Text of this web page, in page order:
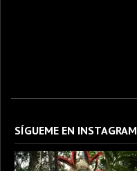
SÍGUEME EN INSTAGRAM